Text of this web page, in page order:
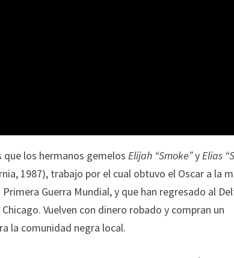
que los hermanos gemelos Elijah “Smoke”y Elias
1987), trabajo por el cual obtuvo el Oscar a la
Guerra Mundial, y que han regresado al
Vuelven con dinero robado y compran un
la comunidad negra local.